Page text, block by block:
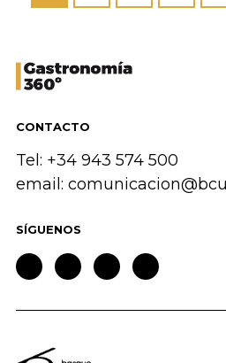
CONTACTO
Tel: +34 943 574 500
email:
SÍGUENOS